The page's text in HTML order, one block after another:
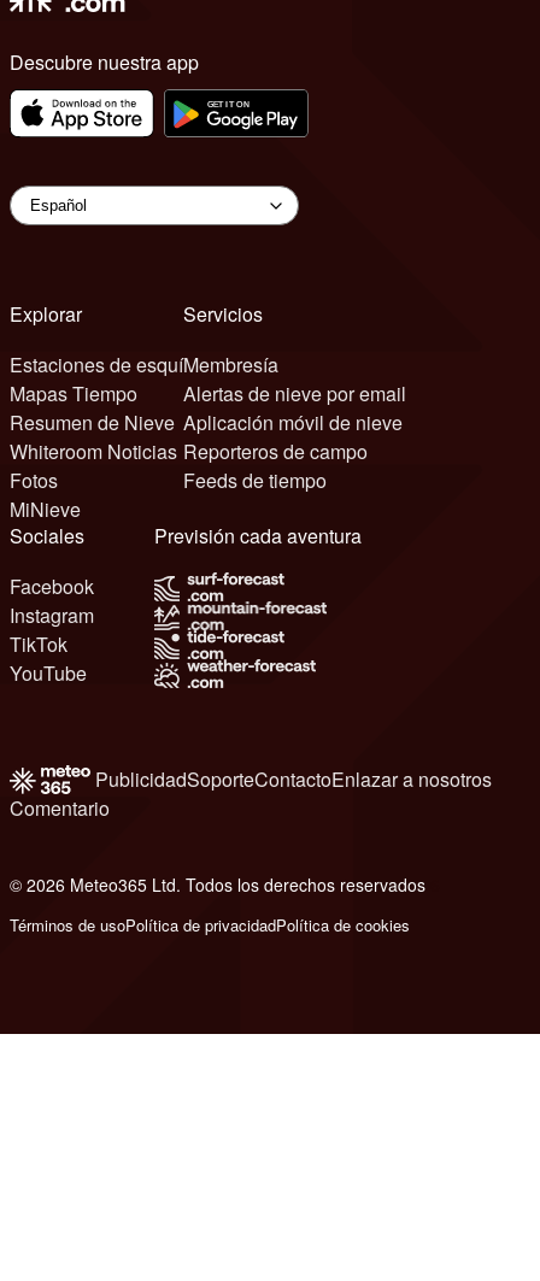
Descubre nuestra app
Explorar
Estaciones de esquí
Mapas Tiempo
Resumen de Nieve
Whiteroom Noticias
Fotos
MiNieve
Servicios
Membresía
Alertas de nieve por email
Aplicación móvil de nieve
Reporteros de campo
Feeds de tiempo
Sociales
Facebook
Instagram
TikTok
YouTube
Previsión cada aventura
PublicidadSoporteContactoEnlazar a nosotros
Comentario
© 2026 Meteo365 Ltd. Todos los derechos reservados
Términos de usoPolítica de privacidadPolítica de cookies